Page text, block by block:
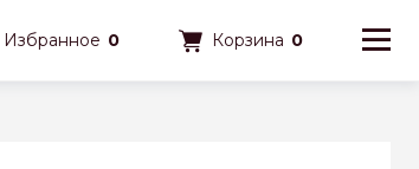
Избранное 0 Корзина 0